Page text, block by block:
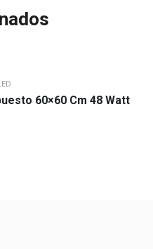
60×60 Cm 48 Watt